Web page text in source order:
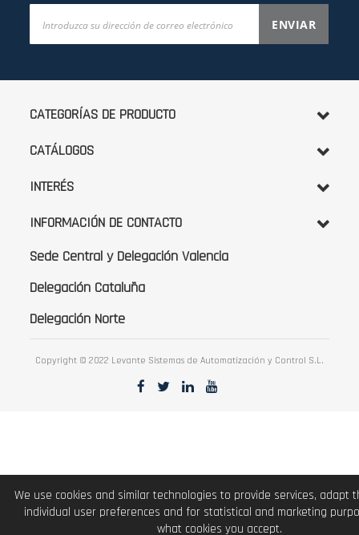
noticias:
ENVIAR
CATEGORÍAS DE PRODUCTO
CATÁLOGOS
INTERÉS
INFORMACIÓN DE CONTACTO
Sede Central y Delegación Valencia
Delegación Cataluña
Delegación Norte
Copyright © 2022 Levante Sistemas de Automatización y Control S.L.
We use cookies and similar technologies to provide services, adapt
individual user preferences and for statistical and marketing
what cookies you accept.